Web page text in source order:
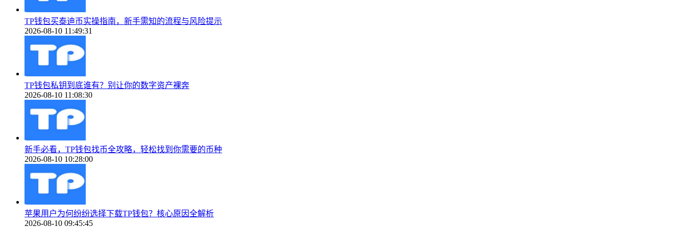
TP钱包买泰迪币实操指南，新手需知的流程与风险提示
2026-08-10 11:49:31
TP钱包私钥到底谁有？别让你的数字资产裸奔
2026-08-10 11:08:30
新手必看，TP钱包找币全攻略，轻松找到你需要的币种
2026-08-10 10:28:00
苹果用户为何纷纷选择下载TP钱包？核心原因全解析
2026-08-10 09:45:45